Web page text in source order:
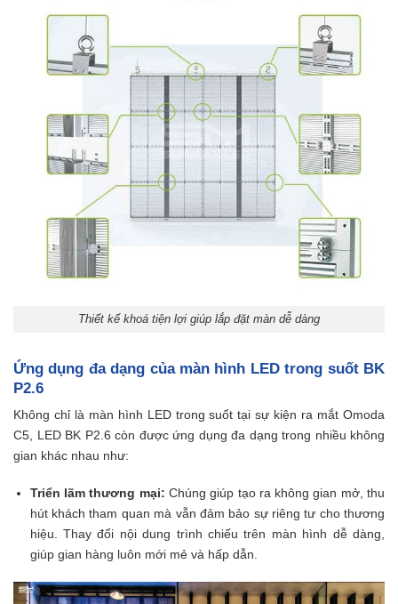
Thiết kế khoá tiện lợi giúp lắp đặt màn dễ dàng
Ứng dụng đa dạng của màn hình LED trong suốt BK
P2.6
Không chỉ là màn hình LED trong suốt tại sự kiện ra mắt Omoda
C5, LED BK P2.6 còn được ứng dụng đa dạng trong nhiều không
gian khác nhau như:
Triển lãm thương mại: Chúng giúp tạo ra không gian mở, thu
hút khách tham quan mà vẫn đảm bảo sự riêng tư cho thương
hiệu. Thay đổi nội dung trình chiếu trên màn hình dễ dàng,
giúp gian hàng luôn mới mẻ và hấp dẫn.